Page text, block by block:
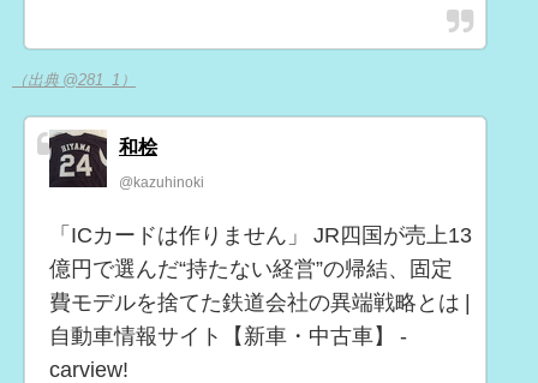
（出典 @281_1）
和桧
@kazuhinoki
「ICカードは作りません」 JR四国が売上13
億円で選んだ“持たない経営”の帰結、固定
費モデルを捨てた鉄道会社の異端戦略とは |
自動車情報サイト【新車・中古車】 -
carview!